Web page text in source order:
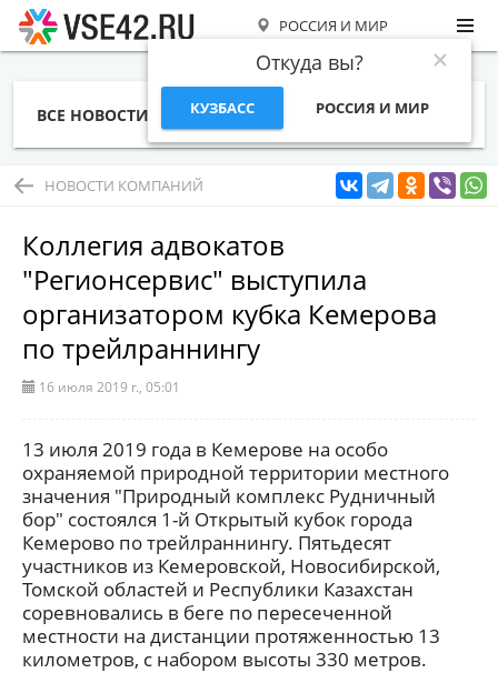
РОССИЯ И МИР
Откуда вы?
КУЗБАСС РОССИЯ И МИР
ВСЕ НОВОСТИ СТАТЬИ ТЕМЫ ФОТО
НОВОСТИ КОМПАНИЙ
Коллегия адвокатов
"Регионсервис" выступила
организатором кубка Кемерова
по трейлраннингу
16 июля 2019 г., 05:01
13 июля 2019 года в Кемерове на особо
охраняемой природной территории местного
значения "Природный комплекс Рудничный
бор" состоялся 1-й Открытый кубок города
Кемерово по трейлраннингу. Пятьдесят
участников из Кемеровской, Новосибирской,
Томской областей и Республики Казахстан
соревновались в беге по пересеченной
местности на дистанции протяженностью 13
километров, с набором высоты 330 метров.